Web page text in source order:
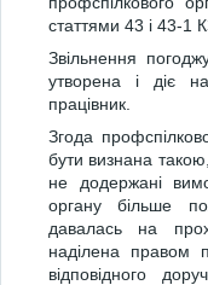
статтями 43 і 43-1
Звільнення
утворена і діє
працівник.
Згода
бути визнана
не додержані
органу більше
давалась на
наділена правом
відповідного